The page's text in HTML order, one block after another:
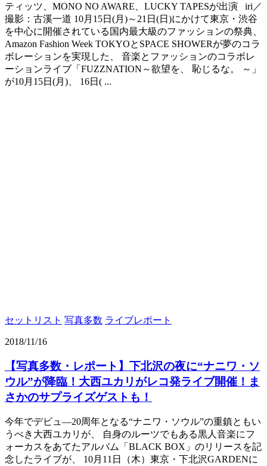
ティッツ、MONO NO AWARE、LUCKY TAPESが出演 iri／
撮影：古溪一道 10月15日(月)～21日(日)にかけて東京・渋谷
を中心に開催されている国内最大級のファッションの祭典、
Amazon Fashion Week TOKYOとSPACE SHOWERが夢のコラ
ボレーションを実現した、 音楽とファッションのコラボレ
ーションライブ「FUZZNATION～欲望を、 恥じるな。 ～」
が10月15日(月)、 16日( ...
セットリスト 写真多数 ライブレポート
2018/11/16
【写真多数・レポート】下北沢の夜に“ナニワ・ソ
ウル”が降臨！大西ユカリがレコ発ライブ開催！ま
さかのサプライズゲストも！
今年でデビュ―20周年となる“ナニワ・ソウル”の重鎮ともい
うべき大西ユカリが、 自身のルーツでもある黒人音楽にフ
ォーカスをあてたアルバム「BLACK BOX」のリリースを記
念したライブが、 10月11日（木）東京・下北沢GARDENに